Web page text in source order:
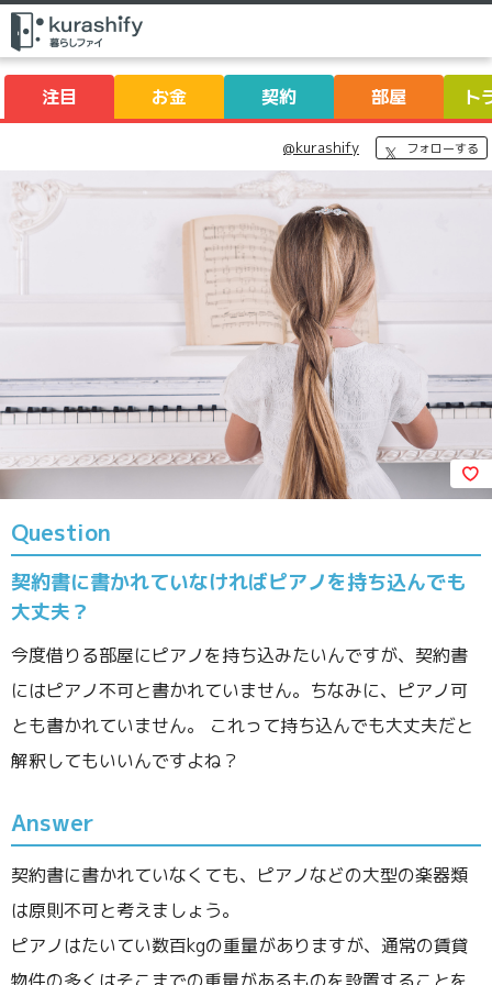
注目 お金 契約 部屋 ト
@kurashify フォローする
契約書に書かれていなければピアノを持ち込んでも
大丈夫？
Question
今度借りる部屋にピアノを持ち込みたいんですが、契約書
にはピアノ不可と書かれていません。ちなみに、ピアノ可
とも書かれていません。 これって持ち込んでも大丈夫だと
解釈してもいいんですよね？
Answer
契約書に書かれていなくても、ピアノなどの大型の楽器類
は原則不可と考えましょう。
ピアノはたいてい数百kgの重量がありますが、通常の賃貸